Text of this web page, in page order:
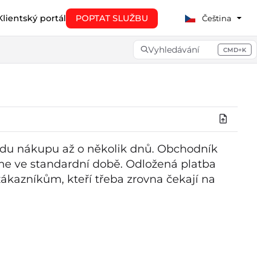
portál POPTAT SLUŽBU Čeština
Vyhledávání CMD+K
Press CMD+K to open
nákupu až o několik dnů. Obchodník
ve standardní době. Odložená platba
kteří třeba zrovna čekají na